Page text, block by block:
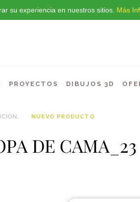
su experiencia en nuestros sitios. Más
PROYECTOS DIBUJOS 3D
NUEVO PRODUCTO
DE CAMA_23